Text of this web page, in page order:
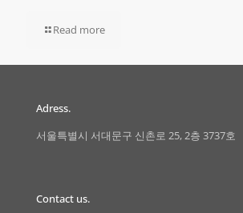
Read more
Adress.
서울특별시 서대문구 신촌로 25, 2층 3737호
Contact us.